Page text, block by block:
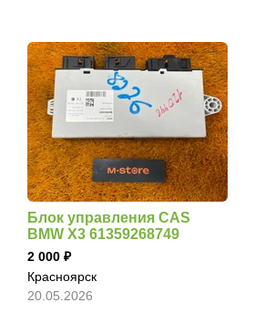
Блок управления CAS
BMW X3 61359268749
2 000
Красноярск
20.05.2026